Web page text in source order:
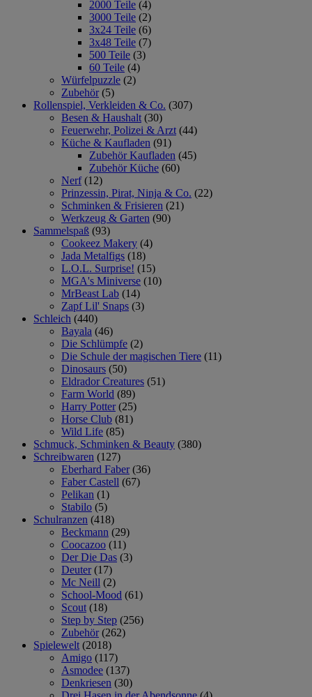
2000 Teile (4)
3000 Teile (2)
3x24 Teile (6)
3x48 Teile (7)
500 Teile (3)
60 Teile (4)
Würfelpuzzle (2)
Zubehör (5)
Rollenspiel, Verkleiden & Co. (307)
Besen & Haushalt (30)
Feuerwehr, Polizei & Arzt (44)
Küche & Kaufladen (91)
Zubehör Kaufladen (45)
Zubehör Küche (60)
Nerf (12)
Prinzessin, Pirat, Ninja & Co. (22)
Schminken & Frisieren (21)
Werkzeug & Garten (90)
Sammelspaß (93)
Cookeez Makery (4)
Jada Metalfigs (18)
L.O.L. Surprise! (15)
MGA's Miniverse (10)
MrBeast Lab (14)
Zapf Lil' Snaps (3)
Schleich (440)
Bayala (46)
Die Schlümpfe (2)
Die Schule der magischen Tiere (11)
Dinosaurs (50)
Eldrador Creatures (51)
Farm World (89)
Harry Potter (25)
Horse Club (81)
Wild Life (85)
Schmuck, Schminken & Beauty (380)
Schreibwaren (127)
Eberhard Faber (36)
Faber Castell (67)
Pelikan (1)
Stabilo (5)
Schulranzen (418)
Beckmann (29)
Coocazoo (11)
Der Die Das (3)
Deuter (17)
Mc Neill (2)
School-Mood (61)
Scout (18)
Step by Step (256)
Zubehör (262)
Spielewelt (2018)
Amigo (117)
Asmodee (137)
Denkriesen (30)